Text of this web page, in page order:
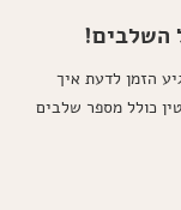
השלבים!
הזמן לדעת איך
כולל מספר שלבים